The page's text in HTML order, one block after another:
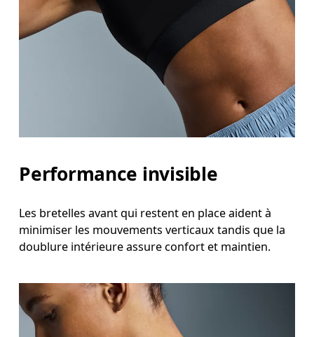
Performance invisible
Les bretelles avant qui restent en place aident à
minimiser les mouvements verticaux tandis que la
doublure intérieure assure confort et maintien.